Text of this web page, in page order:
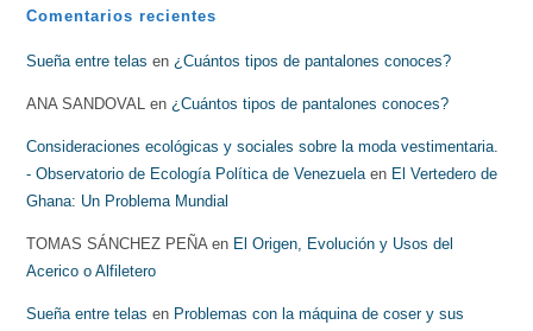
Comentarios recientes
Sueña entre telas en¿Cuántos tipos de pantalones conoces?
ANA SANDOVAL en¿Cuántos tipos de pantalones conoces?
Consideraciones ecológicas y sociales sobre la moda vestimentaria.
- Observatorio de Ecología Política de Venezuelaen El Vertedero de
Ghana: Un Problema Mundial
TOMAS SÁNCHEZ PEÑAen El Origen, Evolución y Usos del
Acerico o Alfiletero
Sueña entre telas en Problemas con la máquina de coser y sus